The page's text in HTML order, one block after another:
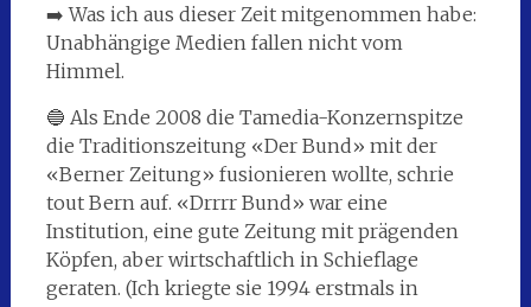
➡️ Was ich aus dieser Zeit mitgenommen habe:
Unabhängige Medien fallen nicht vom
Himmel.
🔵 Als Ende 2008 die Tamedia-Konzernspitze
die Traditionszeitung «Der Bund» mit der
«Berner Zeitung» fusionieren wollte, schrie
tout Bern auf. «Drrrr Bund» war eine
Institution, eine gute Zeitung mit prägenden
Köpfen, aber wirtschaftlich in Schieflage
geraten. (Ich kriegte sie 1994 erstmals in